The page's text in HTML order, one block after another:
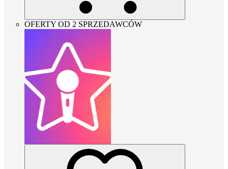
OFERTY OD 2 SPRZEDAWCÓW